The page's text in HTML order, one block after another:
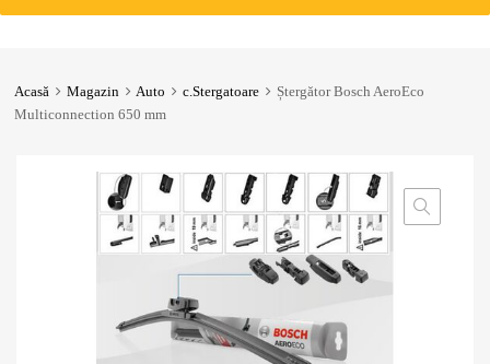
Acasă Magazin Auto c.Stergatoare
Ștergător Bosch AeroEco
Multiconnection 650 mm